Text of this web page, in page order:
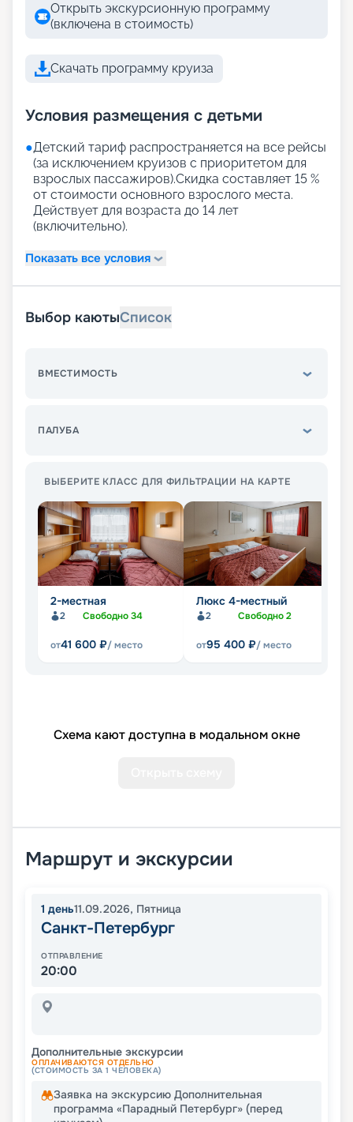
Открыть экскурсионную программу
(включена в стоимость)
Скачать программу круиза
Условия размещения с детьми
●Детский тариф распространяется на все рейсы
(за исключением круизов с приоритетом для
взрослых пассажиров).Скидка составляет 15 %
от стоимости основного взрослого места.
Действует для возраста до 14 лет
(включительно).
Показать все условия
Выбор каютыСписок
ВМЕСТИМОСТЬ
ПАЛУБА
ВЫБЕРИТЕ КЛАСС ДЛЯ ФИЛЬТРАЦИИ НА КАРТЕ
2-местная
2 Свободно34
от41 600 ₽/ место
Люкс 4-местный
2 Свободно2
от95 400 ₽/ место
Схема кают доступна в модальном окне
Маршрут и экскурсии
1 день11.09.2026, Пятница
Санкт-Петербург
ОТПРАВЛЕНИЕ
20:00
Дополнительные экскурсии
ОПЛАЧИВАЮТСЯ ОТДЕЛЬНО
(СТОИМОСТЬ ЗА 1 ЧЕЛОВЕКА)
Заявка на экскурсию Дополнительная
программа «Парадный Петербург» (перед